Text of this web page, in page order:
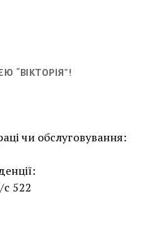
“ВІКТОРІЯ”!
чи обслуговування:
с 522